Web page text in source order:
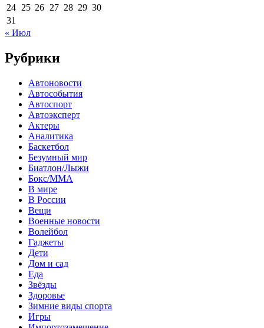
24 25 26 27 28 29 30
31
« Июл
Рубрики
Автоновости
Автособытия
Автоспорт
Автоэксперт
Актеры
Аналитика
Баскетбол
Безумный мир
Биатлон/Лыжи
Бокс/MMA
В мире
В России
Вещи
Военные новости
Волейбол
Гаджеты
Дети
Дом и сад
Еда
Звёзды
Здоровье
Зимние виды спорта
Игры